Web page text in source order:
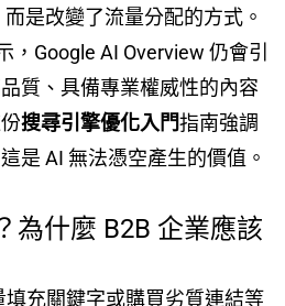
是改變了流量分配的方式。
Google AI Overview 仍會引
質、具備專業權威性的內容
搜尋引擎優化入門指南強調
是 AI 無法憑空產生的價值。
為什麼 B2B 企業應該
填充關鍵字或購買劣質連結等